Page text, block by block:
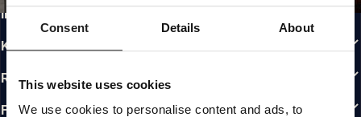
Consent Details About
This website uses cookies
We use cookies to personalise content and ads, to
INFO
KUNDENBEREICH
RICHTLINIEN
FOLLOW US